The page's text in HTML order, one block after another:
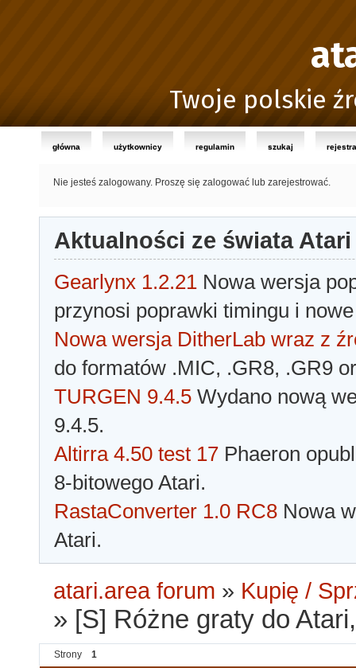
Twoje polskie
główna użytkownicy regulamin szukaj
Nie jesteś zalogowany. Proszę się zalogować lub zarejestrować.
Aktualności ze świata Atari
Gearlynx 1.2.21 Nowa wersja
przynosi poprawki timingu i
Nowa wersja DitherLab wraz z
do formatów .MIC, .GR8, .GR9
TURGEN 9.4.5 Wydano nową
9.4.5.
Altirra 4.50 test 17 Phaeron
8-bitowego Atari.
RastaConverter 1.0 RC8 Nowa
Atari.
atari.area forum » Kupię /
» [S] Różne graty do
Strony 1